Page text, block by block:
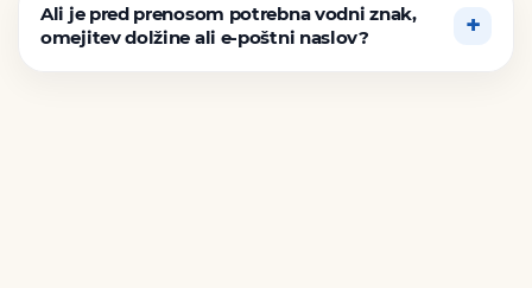
Ali je pred prenosom potrebna vodni znak,
omejitev dolžine ali e-poštni naslov?